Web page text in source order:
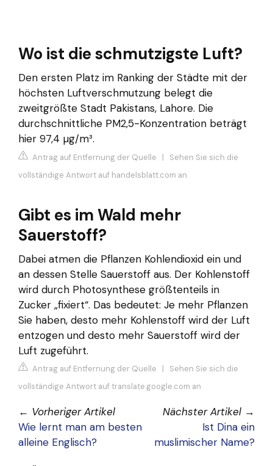
Wo ist die schmutzigste Luft?
Den ersten Platz im Ranking der Städte mit der
höchsten Luftverschmutzung belegt die
zweitgrößte Stadt Pakistans, Lahore. Die
durchschnittliche PM2,5-Konzentration beträgt
hier 97,4 µg/m³.
Antrag auf Entfernung der Quelle | Sehen Sie sich die
vollständige Antwort auf handelsblatt.com an
Gibt es im Wald mehr
Sauerstoff?
Dabei atmen die Pflanzen Kohlendioxid ein und
an dessen Stelle Sauerstoff aus. Der Kohlenstoff
wird durch Photosynthese größtenteils in
Zucker „fixiert“. Das bedeutet: Je mehr Pflanzen
Sie haben, desto mehr Kohlenstoff wird der Luft
entzogen und desto mehr Sauerstoff wird der
Luft zugeführt.
Antrag auf Entfernung der Quelle | Sehen Sie sich die
vollständige Antwort auf translate.google.com an
← Vorheriger Artikel
Wie lernt man am besten
alleine Englisch?
Nächster Artikel →
Ist Dina ein
muslimischer Name?